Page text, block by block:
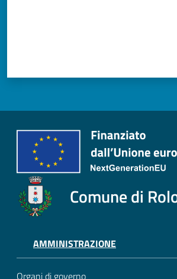
Comune di
AMMINISTRAZIONE
Organi di governo